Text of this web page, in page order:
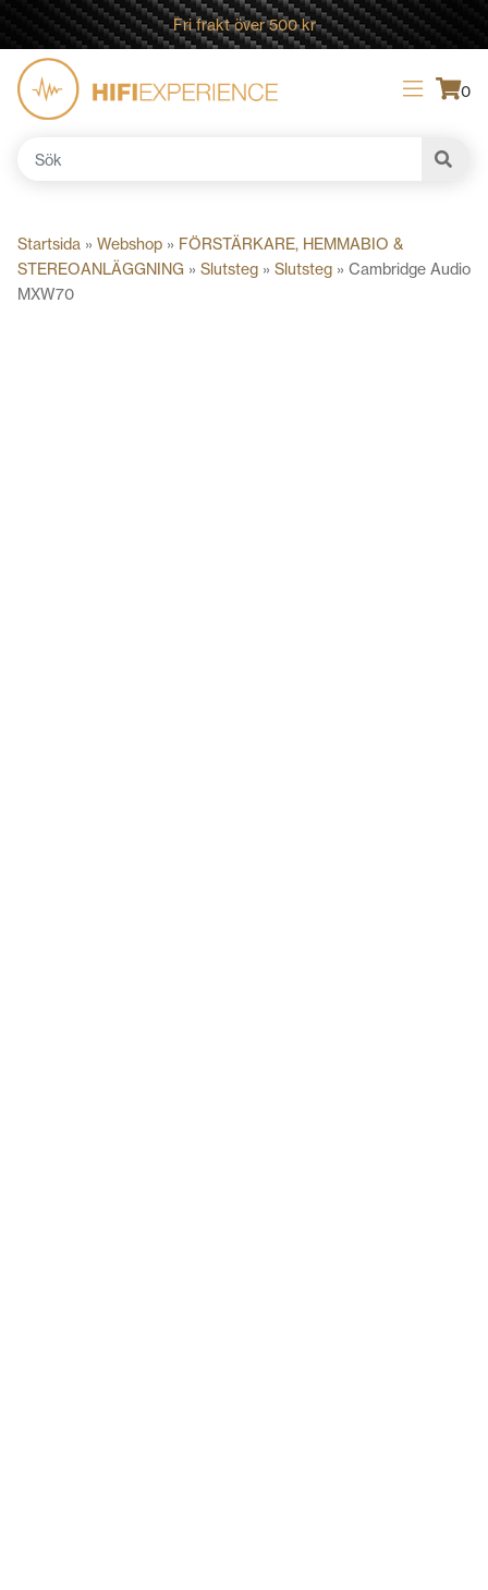
Fri frakt över 500 kr
0
Startsida » Webshop » FÖRSTÄRKARE, HEMMABIO &
STEREOANLÄGGNING » Slutsteg » Slutsteg » Cambridge Audio
MXW70